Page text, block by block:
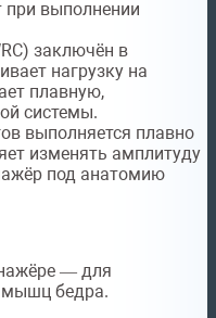
выполнении
заключён в
нагрузку на
плавную,
системы.
выполняется плавно
изменять амплитуду
под анатомию
— для
мышц бедра.